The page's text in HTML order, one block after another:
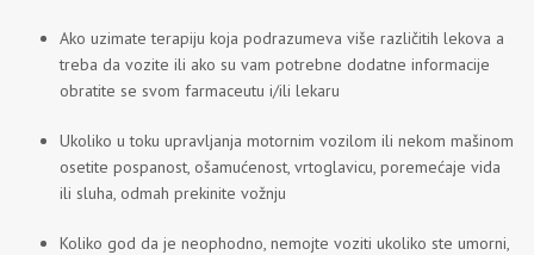
Ako uzimate terapiju koja podrazumeva više različitih lekova a
treba da vozite ili ako su vam potrebne dodatne informacije
obratite se svom farmaceutu i/ili lekaru
Ukoliko u toku upravljanja motornim vozilom ili nekom mašinom
osetite pospanost, ošamućenost, vrtoglavicu, poremećaje vida
ili sluha, odmah prekinite vožnju
Koliko god da je neophodno, nemojte voziti ukoliko ste umorni,